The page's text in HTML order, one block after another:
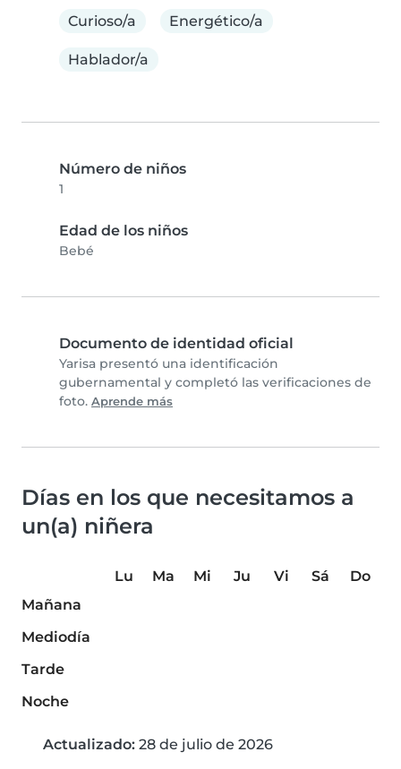
Curioso/a
Energético/a
Hablador/a
Número de niños
1
Edad de los niños
Bebé
Documento de identidad oficial
Yarisa presentó una identificación
gubernamental y completó las verificaciones de
foto. Aprende más
Días en los que necesitamos a
un(a) niñera
Lu Ma Mi Ju Vi Sá
Do
Mañana
Mediodía
Tarde
Noche
Actualizado: 28 de julio de 2026